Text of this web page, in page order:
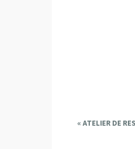
E
« ATELIER DE